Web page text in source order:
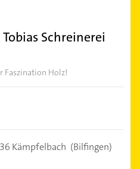
Schreinerei
Faszination Holz!
Kämpfelbach (Bilfingen)